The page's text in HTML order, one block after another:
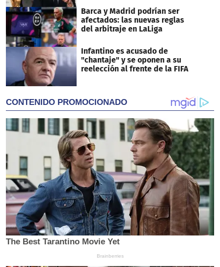
Barca y Madrid podrían ser
afectados: las nuevas reglas
del arbitraje en LaLiga
Infantino es acusado de
"chantaje" y se oponen a su
reelección al frente de la FIFA